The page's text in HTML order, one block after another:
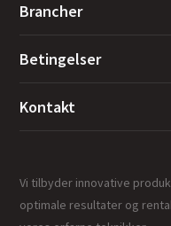
Brancher
Betingelser
Kontakt
Vi tilbyder innovative
optimale resultater og